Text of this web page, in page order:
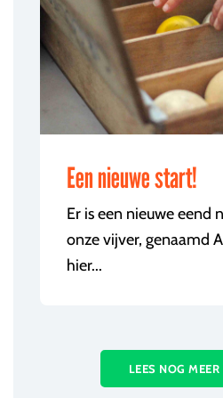
Een nieuwe start!
Er is een nieuwe eend
onze vijver, genaamd
hier...
LEES NOG